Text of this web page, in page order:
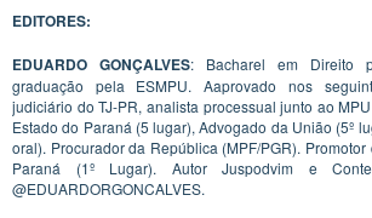
EDITORES:
EDUARDO GONÇALVES: Bacharel em Direito
graduação pela ESMPU. Aaprovado nos
judiciário do TJ-PR, analista processual junto ao
Estado do Paraná (5 lugar), Advogado da União (5º
oral). Procurador da República (MPF/PGR).
Paraná (1º Lugar). Autor Juspodvim e
@EDUARDORGONCALVES.